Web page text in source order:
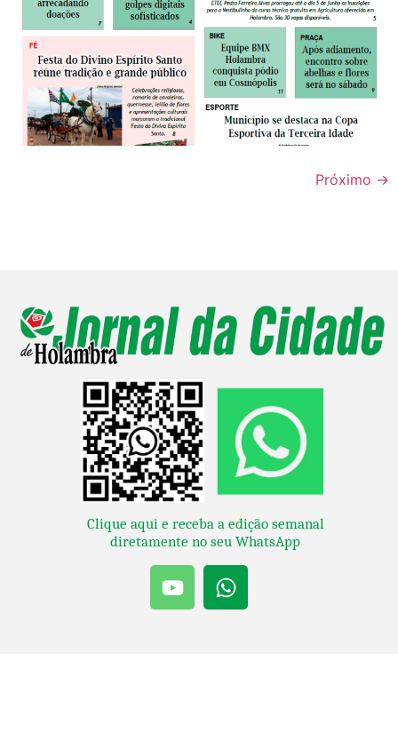
Próximo →
Clique aqui e receba a edição semanal
diretamente no seu WhatsApp